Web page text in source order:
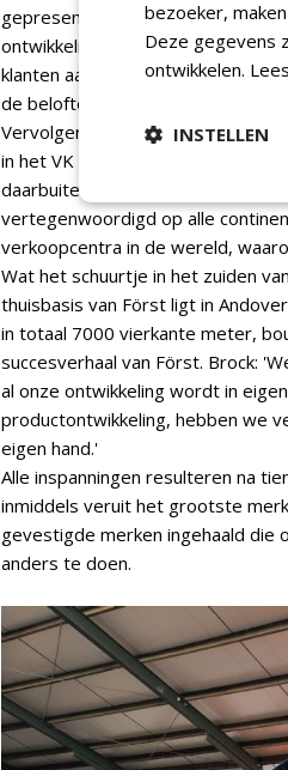
gepresenteerd en klaar was om in
ontwikkelingstraject wierp zijn
klanten aan het werk werden
de belofte waar konden maken.'
Vervolgens is een goed netwerk
in het VK is de verkoop van Först
daarbuiten. Kijkend naar het
vertegenwoordigd op alle
verkoopcentra in de wereld,
Wat het schuurtje in het zuiden
thuisbasis van Först ligt in
in totaal 7000 vierkante meter,
succesverhaal van Först. Brock:
al onze ontwikkeling wordt in
productontwikkeling, hebben we
eigen hand.'
Alle inspanningen resulteren na
inmiddels veruit het grootste
gevestigde merken ingehaald
anders te doen.
bezoeker,
Deze gegevens
ontwikkelen.
INSTELLEN